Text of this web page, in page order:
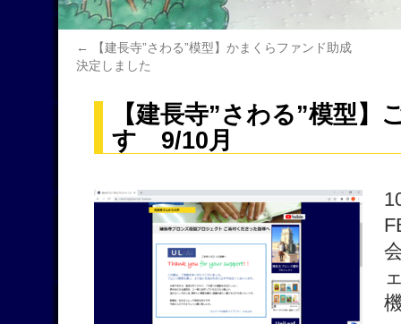
←
【建長寺”さわる”模型】かまくらファンド助成
決定しました
【建長寺”さわる”模型】
す 9/10月